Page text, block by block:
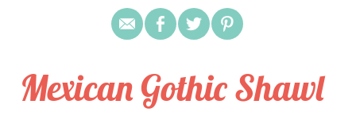
Mexican Gothic Shawl